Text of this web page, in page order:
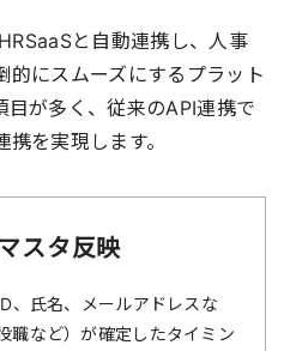
と自動連携し、人事
的にスムーズにするプラット
目が多く、従来のAPI連携で
を実現します。
スタ反映
、氏名、メールアドレスな
職など）が確定したタイミン